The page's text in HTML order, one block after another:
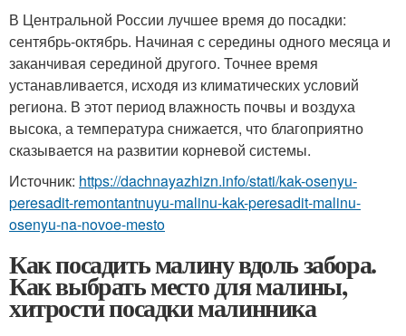
В Центральной России лучшее время до посадки:
сентябрь-октябрь. Начиная с середины одного месяца и
заканчивая серединой другого. Точнее время
устанавливается, исходя из климатических условий
региона. В этот период влажность почвы и воздуха
высока, а температура снижается, что благоприятно
сказывается на развитии корневой системы.
Источник: https://dachnayazhizn.info/stati/kak-osenyu-
peresadit-remontantnuyu-malinu-kak-peresadit-malinu-
osenyu-na-novoe-mesto
Как посадить малину вдоль забора.
Как выбрать место для малины,
хитрости посадки малинника